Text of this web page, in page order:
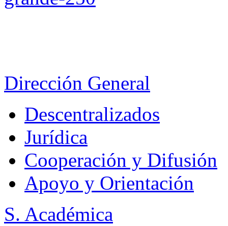
Dirección General
Descentralizados
Jurídica
Cooperación y Difusión
Apoyo y Orientación
S. Académica